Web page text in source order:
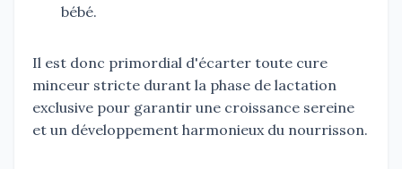
bébé.
Il est donc primordial d'écarter toute cure
minceur stricte durant la phase de lactation
exclusive pour garantir une croissance sereine
et un développement harmonieux du nourrisson.